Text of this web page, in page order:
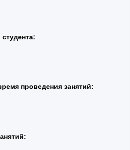
проведения занятий: